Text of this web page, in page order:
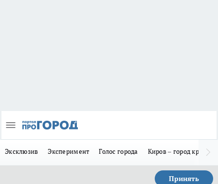
Эксклюзив Эксперимент Голос города Киров – город
Принять